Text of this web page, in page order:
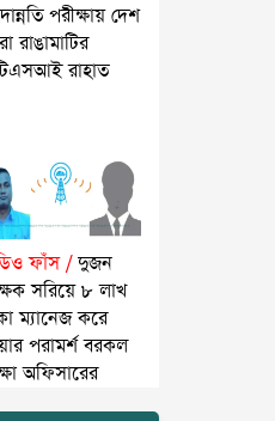
পরীক্ষায় দেশ
রাঙামাটির
রাহাত
ফাঁস /দুজন
সরিয়ে ৮ লাখ
ম্যানেজ করে
পরামর্শ বরকল
অফিসারের